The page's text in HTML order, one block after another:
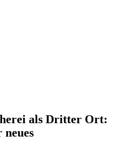
als Dritter Ort: